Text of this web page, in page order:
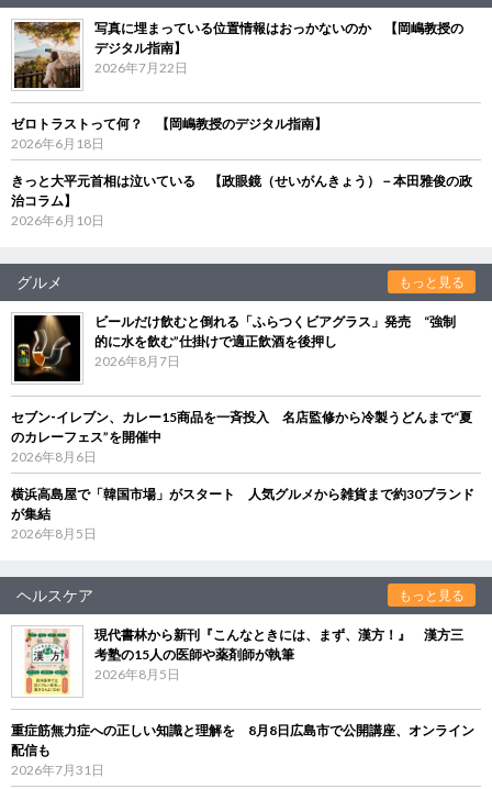
写真に埋まっている位置情報はおっかないのか 【岡嶋教授の
デジタル指南】
2026年7月22日
ゼロトラストって何？ 【岡嶋教授のデジタル指南】
2026年6月18日
きっと大平元首相は泣いている 【政眼鏡（せいがんきょう）－本田雅俊の政
治コラム】
2026年6月10日
グルメ もっと見る
ビールだけ飲むと倒れる「ふらつくビアグラス」発売 “強制
的に水を飲む”仕掛けで適正飲酒を後押し
2026年8月7日
セブン‐イレブン、カレー15商品を一斉投入 名店監修から冷製うどんまで“夏
のカレーフェス”を開催中
2026年8月6日
横浜高島屋で「韓国市場」がスタート 人気グルメから雑貨まで約30ブランド
が集結
2026年8月5日
ヘルスケア もっと見る
現代書林から新刊『こんなときには、まず、漢方！』 漢方三
考塾の15人の医師や薬剤師が執筆
2026年8月5日
重症筋無力症への正しい知識と理解を 8月8日広島市で公開講座、オンライン
配信も
2026年7月31日